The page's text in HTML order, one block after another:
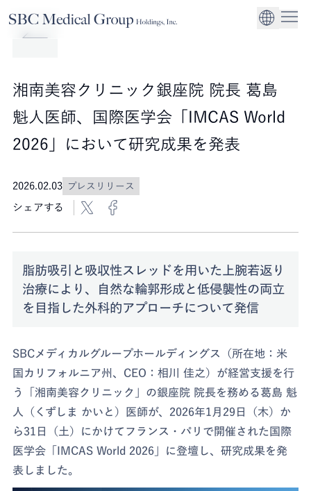
Company
Service
法人事業
Sustainability
ガバナンス
湘南美容クリニック銀座院 院長 葛島
魁人医師、国際医学会「IMCAS World
2026」において研究成果を発表
2026.02.03 プレスリリース
シェアする
脂肪吸引と吸収性スレッドを用いた上腕若返り
治療により、自然な輪郭形成と低侵襲性の両立
を目指した外科的アプローチについて発信
SBCメディカルグループホールディングス（所在地：米
国カリフォルニア州、CEO：相川 佳之）が経営支援を行
う「湘南美容クリニック」の銀座院 院長を務める葛島 魁
人（くずしま かいと）医師が、2026年1月29日（木）か
ら31日（土）にかけてフランス・パリで開催された国際
医学会「IMCAS World 2026」に登壇し、研究成果を発
表しました。